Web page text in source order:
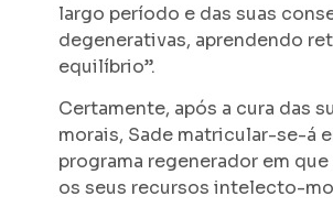
largo período e das suas
degenerativas, aprendendo
equilíbrio”.
Certamente, após a cura das
morais, Sade matricular-se-á
programa regenerador em
os seus recursos intelecto-